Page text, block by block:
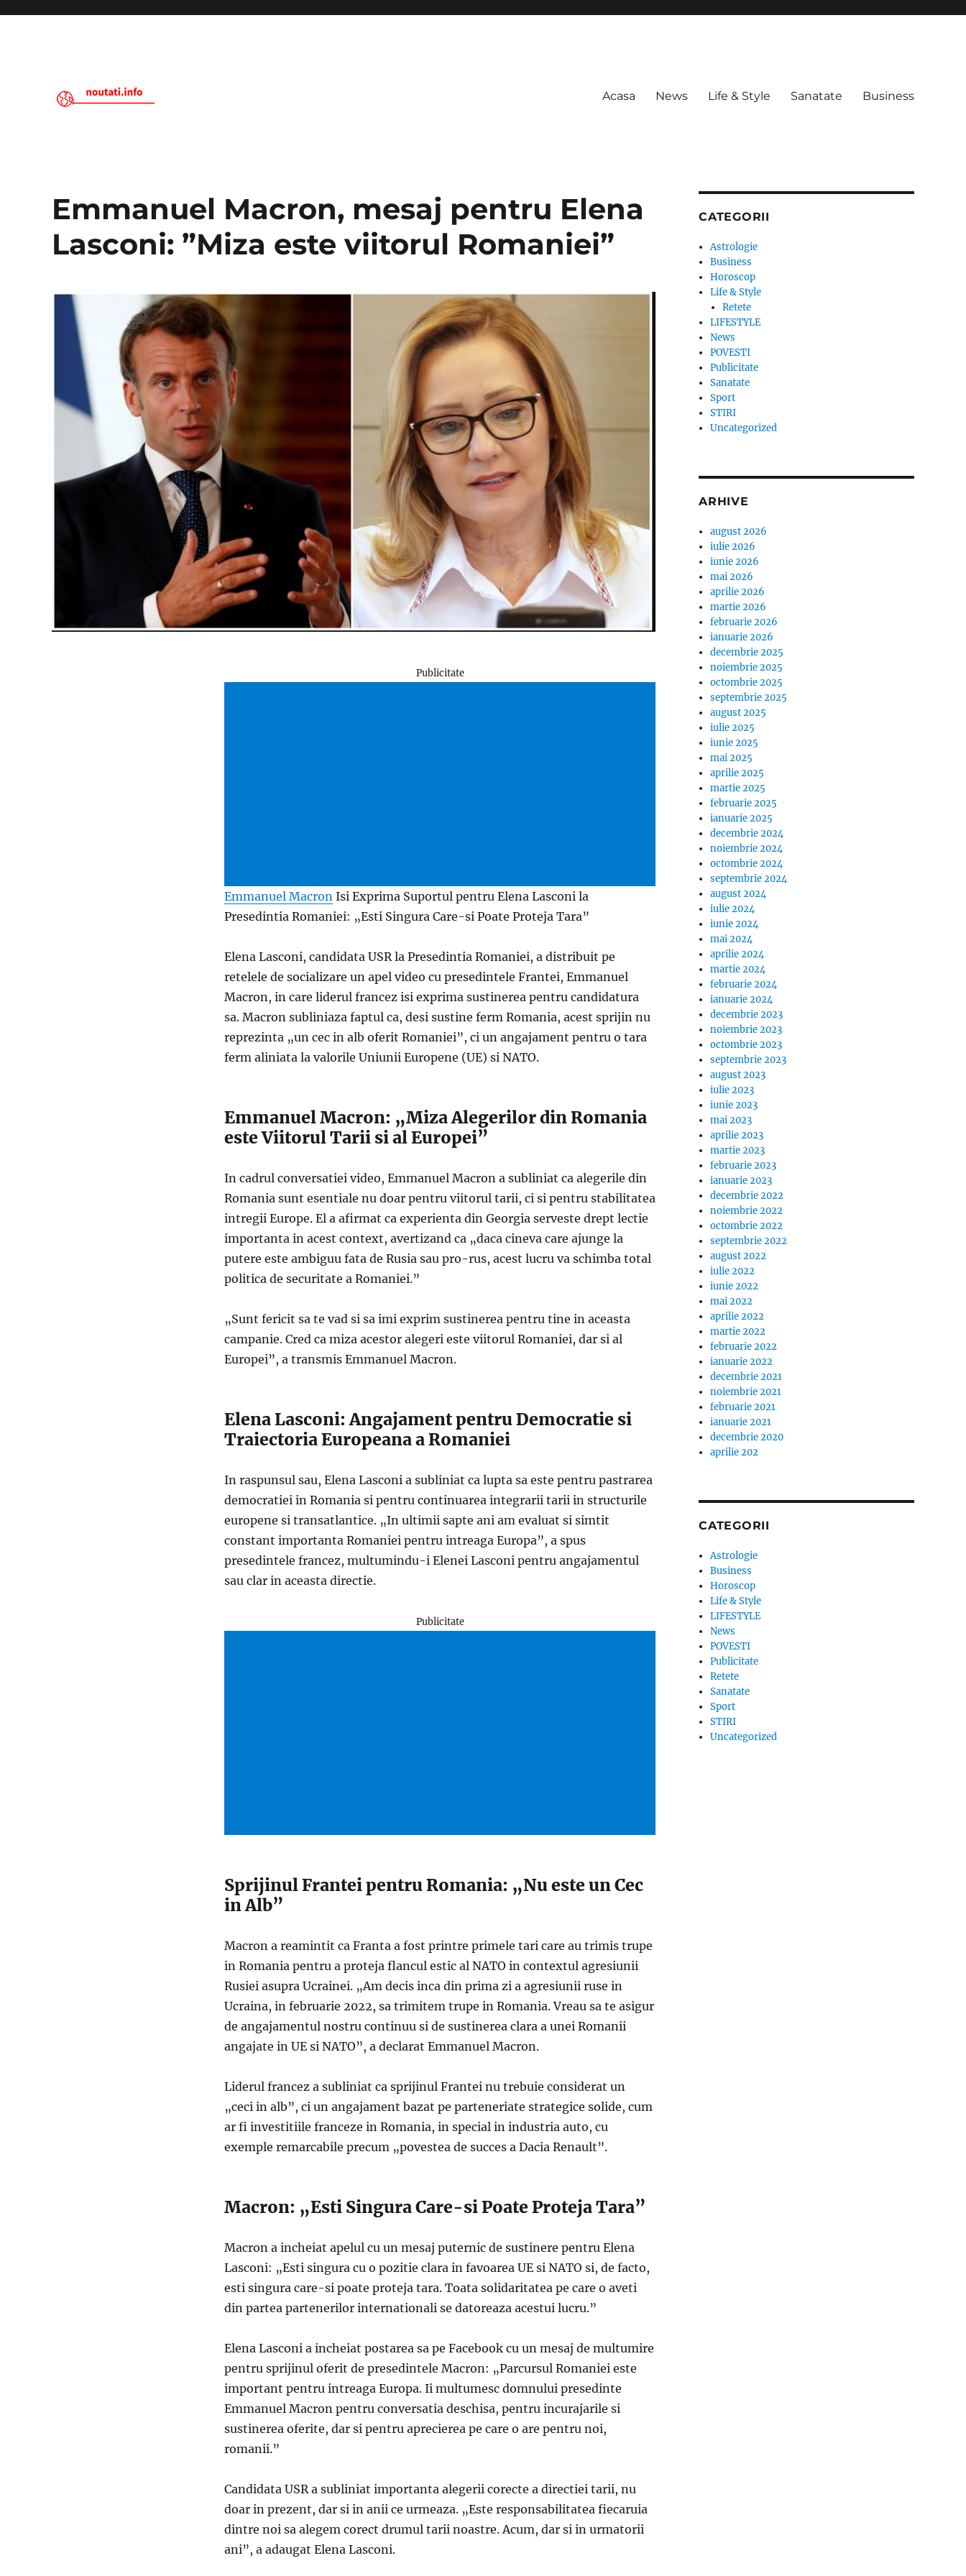
Acasa News Life & Style Sanatate Business
Emmanuel Macron, mesaj pentru Elena
Lasconi: ”Miza este viitorul Romaniei”
Publicitate
Emmanuel Macron Isi Exprima Suportul pentru Elena Lasconi la
Presedintia Romaniei: „Esti Singura Care-si Poate Proteja Tara”
Elena Lasconi, candidata USR la Presedintia Romaniei, a distribuit pe
retelele de socializare un apel video cu presedintele Frantei, Emmanuel
Macron, in care liderul francez isi exprima sustinerea pentru candidatura
sa. Macron subliniaza faptul ca, desi sustine ferm Romania, acest sprijin nu
reprezinta „un cec in alb oferit Romaniei”, ci un angajament pentru o tara
ferm aliniata la valorile Uniunii Europene (UE) si NATO.
Emmanuel Macron: „Miza Alegerilor din Romania
este Viitorul Tarii si al Europei”
In cadrul conversatiei video, Emmanuel Macron a subliniat ca alegerile din
Romania sunt esentiale nu doar pentru viitorul tarii, ci si pentru stabilitatea
intregii Europe. El a afirmat ca experienta din Georgia serveste drept lectie
importanta in acest context, avertizand ca „daca cineva care ajunge la
putere este ambiguu fata de Rusia sau pro-rus, acest lucru va schimba total
politica de securitate a Romaniei.”
„Sunt fericit sa te vad si sa imi exprim sustinerea pentru tine in aceasta
campanie. Cred ca miza acestor alegeri este viitorul Romaniei, dar si al
Europei”, a transmis Emmanuel Macron.
Elena Lasconi: Angajament pentru Democratie si
Traiectoria Europeana a Romaniei
In raspunsul sau, Elena Lasconi a subliniat ca lupta sa este pentru pastrarea
democratiei in Romania si pentru continuarea integrarii tarii in structurile
europene si transatlantice. „In ultimii sapte ani am evaluat si simtit
constant importanta Romaniei pentru intreaga Europa”, a spus
presedintele francez, multumindu-i Elenei Lasconi pentru angajamentul
sau clar in aceasta directie.
Publicitate
Sprijinul Frantei pentru Romania: „Nu este un Cec
in Alb”
Macron a reamintit ca Franta a fost printre primele tari care au trimis trupe
in Romania pentru a proteja flancul estic al NATO in contextul agresiunii
Rusiei asupra Ucrainei. „Am decis inca din prima zi a agresiunii ruse in
Ucraina, in februarie 2022, sa trimitem trupe in Romania. Vreau sa te asigur
de angajamentul nostru continuu si de sustinerea clara a unei Romanii
angajate in UE si NATO”, a declarat Emmanuel Macron.
Liderul francez a subliniat ca sprijinul Frantei nu trebuie considerat un
„ceci in alb”, ci un angajament bazat pe parteneriate strategice solide, cum
ar fi investitiile franceze in Romania, in special in industria auto, cu
exemple remarcabile precum „povestea de succes a Dacia Renault”.
Macron: „Esti Singura Care-si Poate Proteja Tara”
Macron a incheiat apelul cu un mesaj puternic de sustinere pentru Elena
Lasconi: „Esti singura cu o pozitie clara in favoarea UE si NATO si, de facto,
esti singura care-si poate proteja tara. Toata solidaritatea pe care o aveti
din partea partenerilor internationali se datoreaza acestui lucru.”
Elena Lasconi a incheiat postarea sa pe Facebook cu un mesaj de multumire
pentru sprijinul oferit de presedintele Macron: „Parcursul Romaniei este
important pentru intreaga Europa. Ii multumesc domnului presedinte
Emmanuel Macron pentru conversatia deschisa, pentru incurajarile si
sustinerea oferite, dar si pentru aprecierea pe care o are pentru noi,
romanii.”
Candidata USR a subliniat importanta alegerii corecte a directiei tarii, nu
doar in prezent, dar si in anii ce urmeaza. „Este responsabilitatea fiecaruia
dintre noi sa alegem corect drumul tarii noastre. Acum, dar si in urmatorii
ani”, a adaugat Elena Lasconi.
CATEGORII
Astrologie
Business
Horoscop
Life & Style
Retete
LIFESTYLE
News
POVESTI
Publicitate
Sanatate
Sport
STIRI
Uncategorized
ARHIVE
august 2026
iulie 2026
iunie 2026
mai 2026
aprilie 2026
martie 2026
februarie 2026
ianuarie 2026
decembrie 2025
noiembrie 2025
octombrie 2025
septembrie 2025
august 2025
iulie 2025
iunie 2025
mai 2025
aprilie 2025
martie 2025
februarie 2025
ianuarie 2025
decembrie 2024
noiembrie 2024
octombrie 2024
septembrie 2024
august 2024
iulie 2024
iunie 2024
mai 2024
aprilie 2024
martie 2024
februarie 2024
ianuarie 2024
decembrie 2023
noiembrie 2023
octombrie 2023
septembrie 2023
august 2023
iulie 2023
iunie 2023
mai 2023
aprilie 2023
martie 2023
februarie 2023
ianuarie 2023
decembrie 2022
noiembrie 2022
octombrie 2022
septembrie 2022
august 2022
iulie 2022
iunie 2022
mai 2022
aprilie 2022
martie 2022
februarie 2022
ianuarie 2022
decembrie 2021
noiembrie 2021
februarie 2021
ianuarie 2021
decembrie 2020
aprilie 202
CATEGORII
Astrologie
Business
Horoscop
Life & Style
LIFESTYLE
News
POVESTI
Publicitate
Retete
Sanatate
Sport
STIRI
Uncategorized